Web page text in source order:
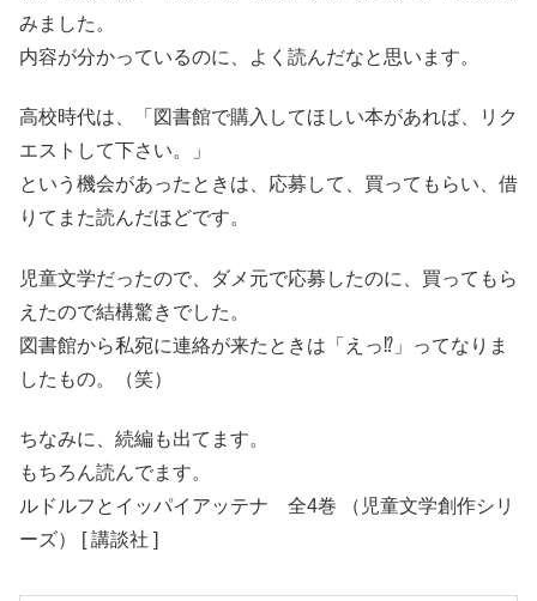
みました。
内容が分かっているのに、よく読んだなと思います。
高校時代は、「図書館で購入してほしい本があれば、リク
エストして下さい。」
という機会があったときは、応募して、買ってもらい、借
りてまた読んだほどです。
児童文学だったので、ダメ元で応募したのに、買ってもら
えたので結構驚きでした。
図書館から私宛に連絡が来たときは「えっ⁉」ってなりま
したもの。（笑）
ちなみに、続編も出てます。
もちろん読んでます。
ルドルフとイッパイアッテナ 全4巻 （児童文学創作シリ
ーズ） [ 講談社 ]